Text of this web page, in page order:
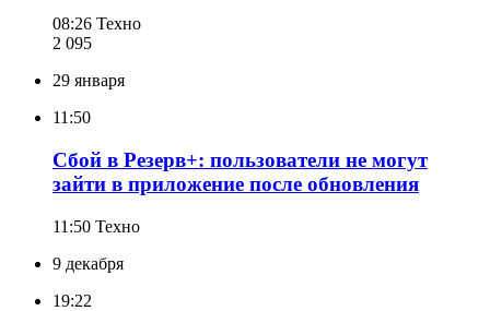
08:26 Техно
2 095
29 января
11:50
Сбой в Резерв+: пользователи не могут
зайти в приложение после обновления
11:50 Техно
9 декабря
19:22